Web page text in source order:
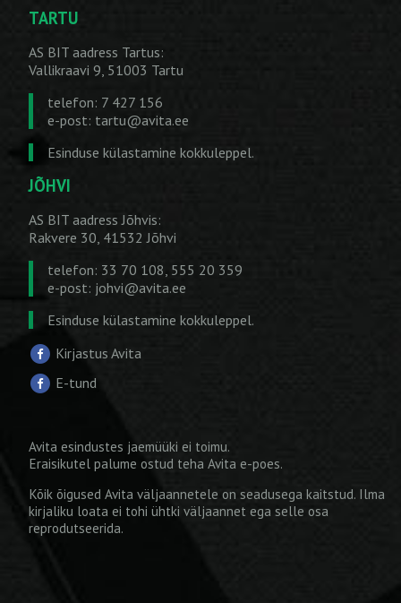
TARTU
AS BIT aadress Tartus:
Vallikraavi 9, 51003 Tartu
telefon: 7 427 156
e-post: tartu@avita.ee
Esinduse külastamine kokkuleppel.
JÕHVI
AS BIT aadress Jõhvis:
Rakvere 30, 41532 Jõhvi
telefon: 33 70 108, 555 20 359
e-post: johvi@avita.ee
Esinduse külastamine kokkuleppel.
Kirjastus Avita
E-tund
Avita esindustes jaemüüki ei toimu.
Eraisikutel palume ostud teha Avita e-poes.
Kõik õigused Avita väljaannetele on seadusega kaitstud. Ilma
kirjaliku loata ei tohi ühtki väljaannet ega selle osa
reprodutseerida.